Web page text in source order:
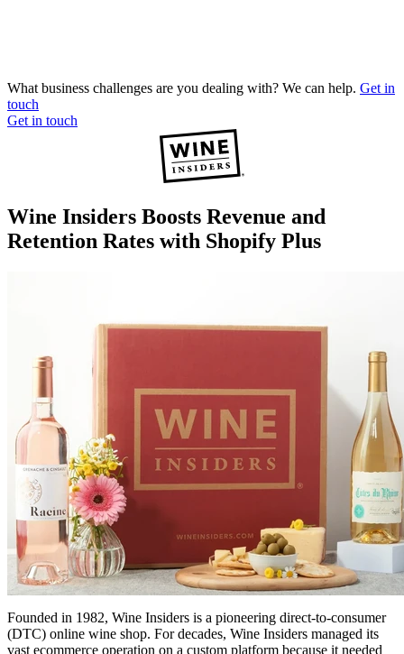
What business challenges are you dealing with? We can help. Get in
touch
Get in touch
Wine Insiders Boosts Revenue and
Retention Rates with Shopify Plus
Founded in 1982, Wine Insiders is a pioneering direct-to-consumer
(DTC) online wine shop. For decades, Wine Insiders managed its
vast ecommerce operation on a custom platform because it needed